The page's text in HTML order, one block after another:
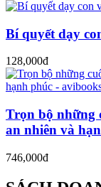
Bí quyết dạy
128,000đ
Trọn bộ những
an nhiên và
746,000đ